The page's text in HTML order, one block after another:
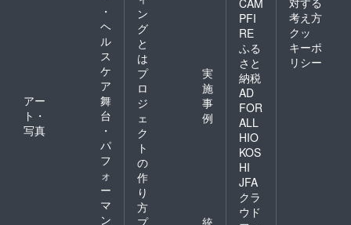
・
ヘ
ル
ス
ケ
ア
アー
ト・
写真
舞
台
・
パ
フ
ォ
ー
マ
ン
ン
グ
と
は
プ
ロ
ジ
ェ
ク
ト
の
作
り
方
実
施
事
例
プ
統
PFI
RE
ふる
さと
納税
AD
FOR
ALL
HIO
KOS
HI
JFA
クラ
ウド
考え方
クッ
キーポ
リシー